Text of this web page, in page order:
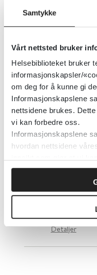
Samtykke
Vårt nettsted bruker
Helsebiblioteket bruker
informasjonskapsler/
om deg for å kunne gi
Informasjonskapslene
nettsidene brukes.
vi kan forbedre oss.
Informasjonskapslene
hvordan nettsidene
Canadian
Detaljer
Juridisk
Detaljer
Detaljer